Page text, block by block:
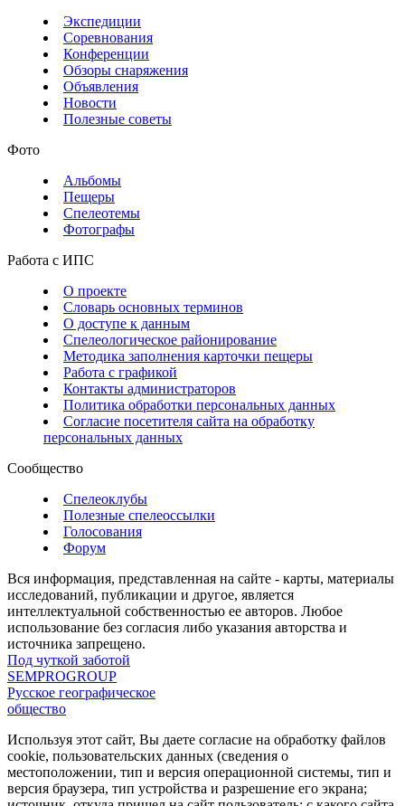
Экспедиции
Соревнования
Конференции
Обзоры снаряжения
Объявления
Новости
Полезные советы
Фото
Альбомы
Пещеры
Спелеотемы
Фотографы
Работа с ИПС
О проекте
Словарь основных терминов
О доступе к данным
Спелеологическое районирование
Методика заполнения карточки пещеры
Работа с графикой
Контакты администраторов
Политика обработки персональных данных
Согласие посетителя сайта на обработку
персональных данных
Сообщество
Спелеоклубы
Полезные спелеоссылки
Голосования
Форум
Вся информация, представленная на сайте - карты, материалы
исследований, публикации и другое, является
интеллектуальной собственностью ее авторов. Любое
использование без согласия либо указания авторства и
источника запрещено.
Под чуткой заботой
SEMPROGROUP
Русское географическое
общество
Используя этот сайт, Вы даете согласие на обработку файлов
cookie, пользовательских данных (сведения о
местоположении, тип и версия операционной системы, тип и
версия браузера, тип устройства и разрешение его экрана;